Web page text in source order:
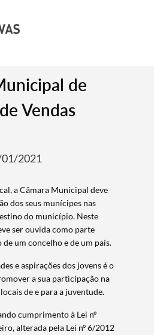
de
Vendas
2021
a Câmara Municipal deve
dos seus munícipes nas
do município. Neste
ser ouvida como parte
um concelho e de um país.
e aspirações dos jovens é o
a sua participação na
de e para a juventude.
cumprimento à Lei nº
alterada pela Lei nº 6/2012